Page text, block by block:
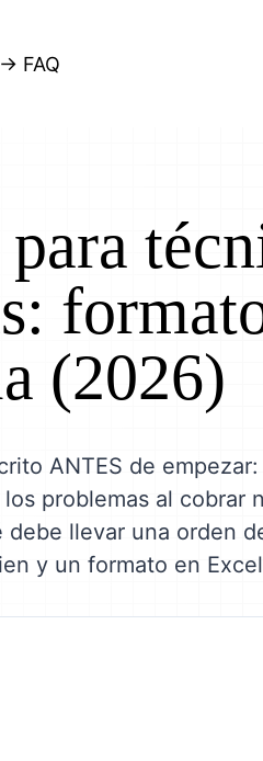
→ FAQ
(2026)
ANTES de
problemas al cobrar
llevar una orden
y un formato en